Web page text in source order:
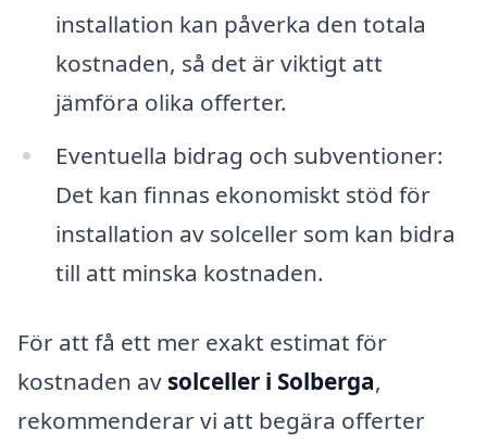
installation kan påverka den totala
kostnaden, så det är viktigt att
jämföra olika offerter.
Eventuella bidrag och subventioner:
Det kan finnas ekonomiskt stöd för
installation av solceller som kan bidra
till att minska kostnaden.
För att få ett mer exakt estimat för
kostnaden av solceller i Solberga,
rekommenderar vi att begära offerter